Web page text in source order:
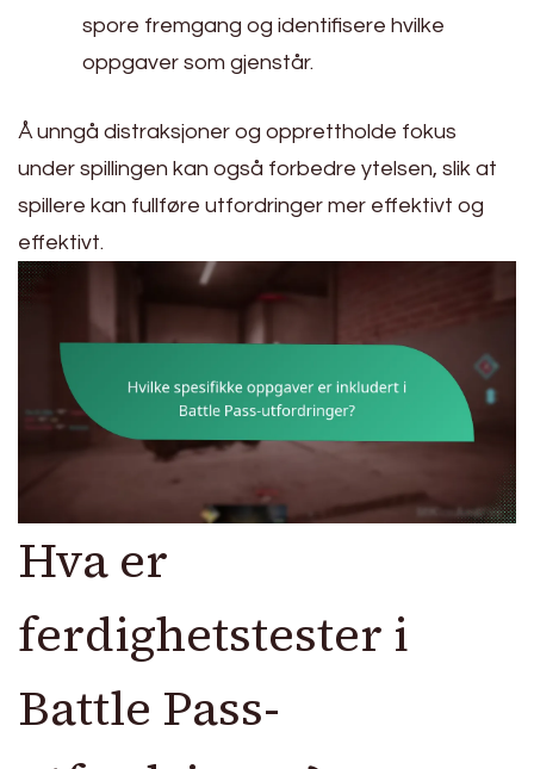
spore fremgang og identifisere hvilke
oppgaver som gjenstår.
Å unngå distraksjoner og opprettholde fokus
under spillingen kan også forbedre ytelsen, slik at
spillere kan fullføre utfordringer mer effektivt og
effektivt.
Hva er
ferdighetstester i
Battle Pass-